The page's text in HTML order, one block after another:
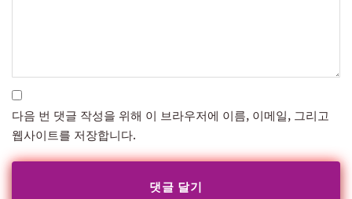
다음 번 댓글 작성을 위해 이 브라우저에 이름, 이메일, 그리고
웹사이트를 저장합니다.